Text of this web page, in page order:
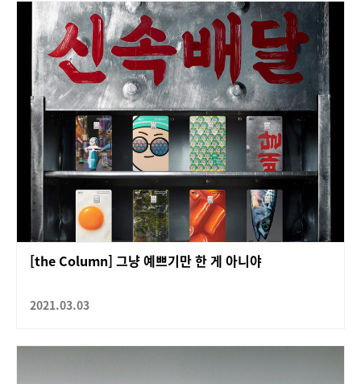
[the Column] 그냥 예쁘기만 한 게 아니야
2021.03.03